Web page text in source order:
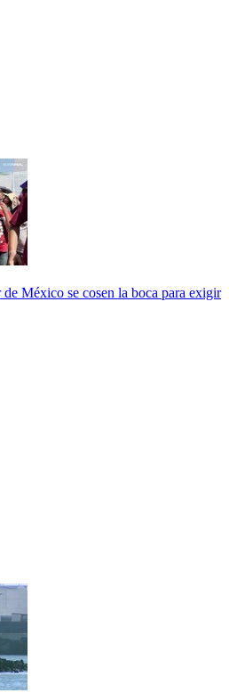
México se cosen la boca para exigir